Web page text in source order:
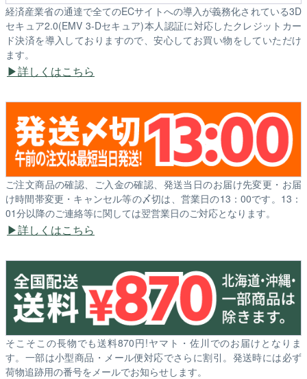
経済産業省の通達で全てのECサイトへの導入が義務化されている3D
セキュア2.0(EMV 3-Dセキュア)本人認証に対応したクレジットカー
ド決済を導入しておりますので、安心してお買い物をしていただけ
ます。
詳しくはこちら
ご注文商品の確認、ご入金の確認、発送当日のお届け先変更・お届
け時間帯変更・キャンセル等の〆切は、営業日の13：00です。13：
01分以降のご連絡等に関しては翌営業日のご対応となります。
詳しくはこちら
そこそこの長物でも送料870円!ヤマト・佐川でのお届けとなりま
す。一部は小型商品・メール便対応でさらに割引。発送時には必ず
荷物追跡用の番号をメールでお知らせします。